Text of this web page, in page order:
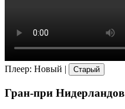
Плеер: Новый | Старый
Гран-при Нидерландов